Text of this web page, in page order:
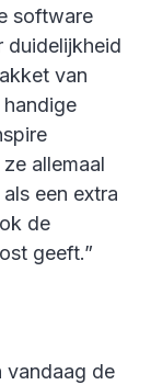
software
duidelijkheid
van
allemaal
een extra
de
geeft.”
vandaag de